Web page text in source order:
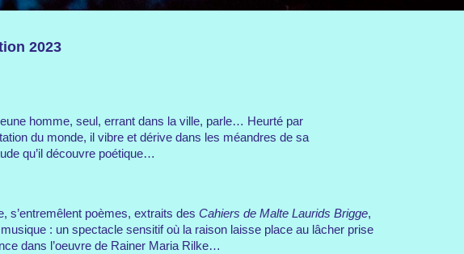
2023
homme, seul, errant dans la ville, parle… Heurté par
du monde, il vibre et dérive dans les méandres de sa
qu’il découvre poétique…
s’entremêlent poèmes, extraits des Cahiers de Malte Laurids Brigge,
: un spectacle sensitif où la raison laisse place au lâcher prise
dans l’oeuvre de Rainer Maria Rilke…